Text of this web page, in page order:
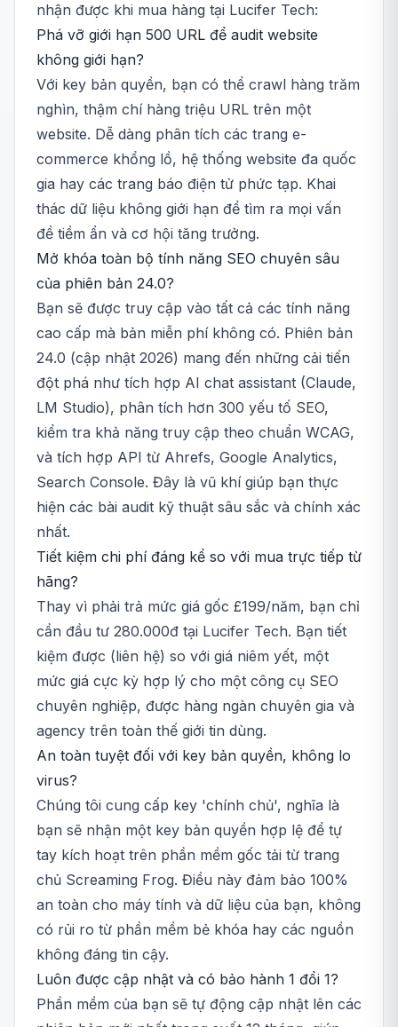
nhận được khi mua hàng tại Lucifer Tech:
Phá vỡ giới hạn 500 URL để audit website
không giới hạn?
Với key bản quyền, bạn có thể crawl hàng trăm
nghìn, thậm chí hàng triệu URL trên một
website. Dễ dàng phân tích các trang e-
commerce khổng lồ, hệ thống website đa quốc
gia hay các trang báo điện tử phức tạp. Khai
thác dữ liệu không giới hạn để tìm ra mọi vấn
đề tiềm ẩn và cơ hội tăng trưởng.
Mở khóa toàn bộ tính năng SEO chuyên sâu
của phiên bản 24.0?
Bạn sẽ được truy cập vào tất cả các tính năng
cao cấp mà bản miễn phí không có. Phiên bản
24.0 (cập nhật 2026) mang đến những cải tiến
đột phá như tích hợp AI chat assistant (Claude,
LM Studio), phân tích hơn 300 yếu tố SEO,
kiểm tra khả năng truy cập theo chuẩn WCAG,
và tích hợp API từ Ahrefs, Google Analytics,
Search Console. Đây là vũ khí giúp bạn thực
hiện các bài audit kỹ thuật sâu sắc và chính xác
nhất.
Tiết kiệm chi phí đáng kể so với mua trực tiếp từ
hãng?
Thay vì phải trả mức giá gốc £199/năm, bạn chỉ
cần đầu tư 280.000đ tại Lucifer Tech. Bạn tiết
kiệm được (liên hệ) so với giá niêm yết, một
mức giá cực kỳ hợp lý cho một công cụ SEO
chuyên nghiệp, được hàng ngàn chuyên gia và
agency trên toàn thế giới tin dùng.
An toàn tuyệt đối với key bản quyền, không lo
virus?
Chúng tôi cung cấp key 'chính chủ', nghĩa là
bạn sẽ nhận một key bản quyền hợp lệ để tự
tay kích hoạt trên phần mềm gốc tải từ trang
chủ Screaming Frog. Điều này đảm bảo 100%
an toàn cho máy tính và dữ liệu của bạn, không
có rủi ro từ phần mềm bẻ khóa hay các nguồn
không đáng tin cậy.
Luôn được cập nhật và có bảo hành 1 đổi 1?
Phần mềm của bạn sẽ tự động cập nhật lên các